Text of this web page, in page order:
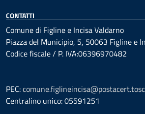
CONTATTI
Comune di Figline e Incisa Valdarno
Piazza del Municipio, 5, 50063 Figline e
Codice fiscale / P. IVA:06396970482
PEC:
Centralino unico: 05591251